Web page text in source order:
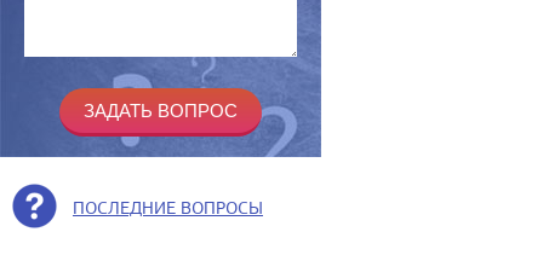
ПОСЛЕДНИЕ ВОПРОСЫ